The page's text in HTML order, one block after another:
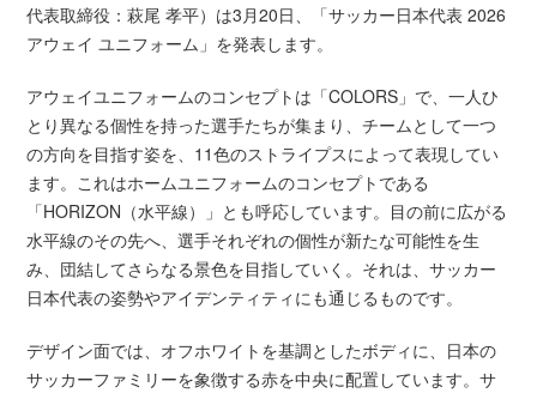
代表取締役：萩尾 孝平）は3月20日、「サッカー日本代表 2026
アウェイ ユニフォーム」を発表します。
アウェイユニフォームのコンセプトは「COLORS」で、一人ひ
とり異なる個性を持った選手たちが集まり、チームとして一つ
の方向を目指す姿を、11色のストライプスによって表現してい
ます。これはホームユニフォームのコンセプトである
「HORIZON（水平線）」とも呼応しています。目の前に広がる
水平線のその先へ、選手それぞれの個性が新たな可能性を生
み、団結してさらなる景色を目指していく。それは、サッカー
日本代表の姿勢やアイデンティティにも通じるものです。
デザイン面では、オフホワイトを基調としたボディに、日本の
サッカーファミリーを象徴する赤を中央に配置しています。サ